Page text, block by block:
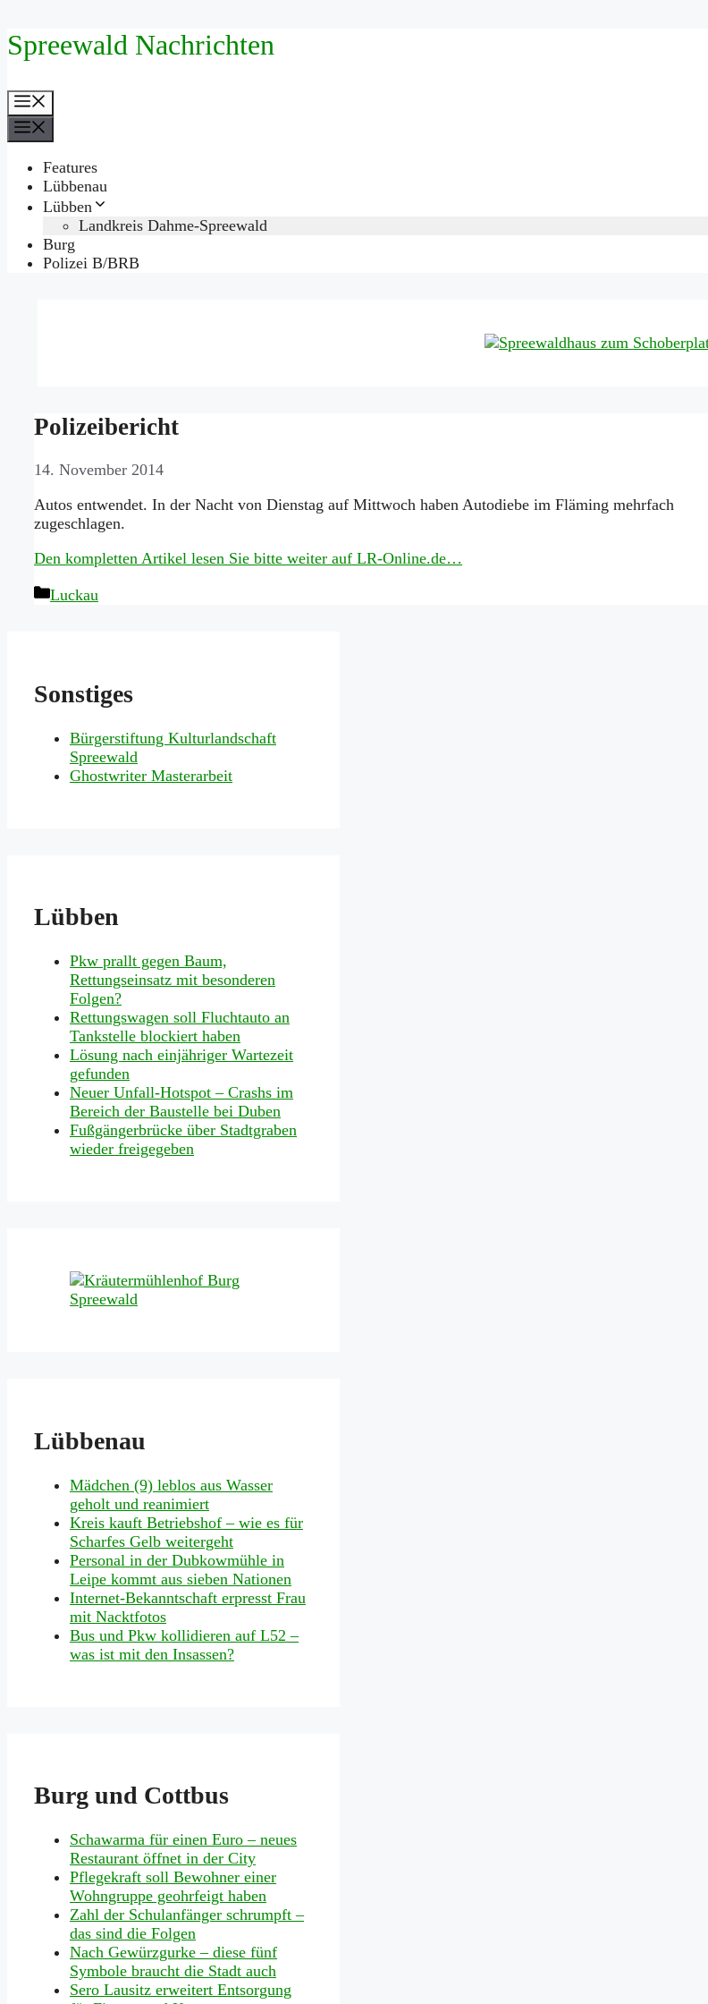
Zum
Inhalt
Spreewald Nachrichten
Features
Lübbenau
Lübben
Landkreis Dahme-Spreewald
Burg
Polizei B/BRB
Polizeibericht
14. November 2014
Autos entwendet. In der Nacht von Dienstag auf Mittwoch haben Autodiebe im Fläming mehrfach
zugeschlagen.
Den kompletten Artikel lesen Sie bitte weiter auf LR-Online.de…
Kategorien
Luckau
Sonstiges
Bürgerstiftung Kulturlandschaft
Spreewald
Ghostwriter Masterarbeit
Lübben
Pkw prallt gegen Baum,
Rettungseinsatz mit besonderen
Folgen?
Rettungswagen soll Fluchtauto an
Tankstelle blockiert haben
Lösung nach einjähriger Wartezeit
gefunden
Neuer Unfall-Hotspot – Crashs im
Bereich der Baustelle bei Duben
Fußgängerbrücke über Stadtgraben
wieder freigegeben
Lübbenau
Mädchen (9) leblos aus Wasser
geholt und reanimiert
Kreis kauft Betriebshof – wie es für
Scharfes Gelb weitergeht
Personal in der Dubkowmühle in
Leipe kommt aus sieben Nationen
Internet-Bekanntschaft erpresst Frau
mit Nacktfotos
Bus und Pkw kollidieren auf L52 –
was ist mit den Insassen?
Burg und Cottbus
Schawarma für einen Euro – neues
Restaurant öffnet in der City
Pflegekraft soll Bewohner einer
Wohngruppe geohrfeigt haben
Zahl der Schulanfänger schrumpft –
das sind die Folgen
Nach Gewürzgurke – diese fünf
Symbole braucht die Stadt auch
Sero Lausitz erweitert Entsorgung